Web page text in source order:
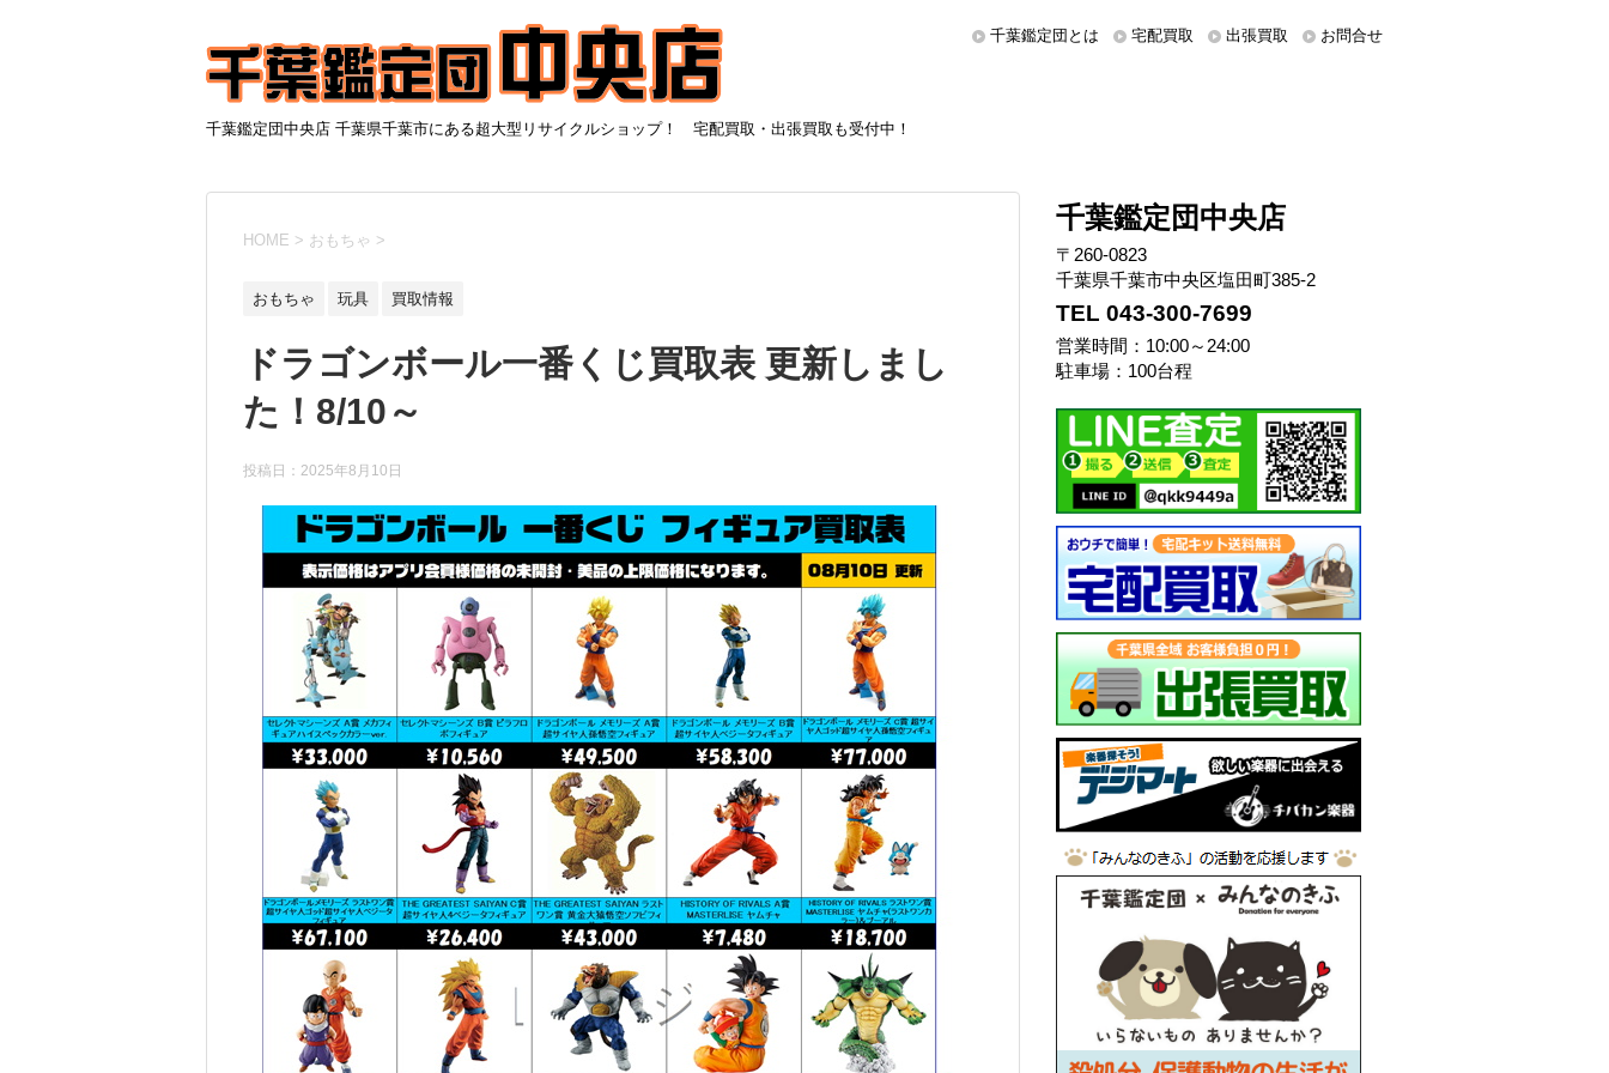
千葉鑑定団中央店 千葉県千葉市にある超大型リサイクルショップ！ 宅配買取・出張買取も受付中！
千葉鑑定団とは 宅配買取 出張買取 お問合せ
HOME > おもちゃ >
おもちゃ 玩具 買取情報
ドラゴンボール一番くじ買取表 更新しまし
た！8/10～
投稿日： 2025年8月10日
千葉鑑定団中央店
〒260-0823
千葉県千葉市中央区塩田町385-2
TEL 043-300-7699
営業時間：10:00～24:00
駐車場：100台程